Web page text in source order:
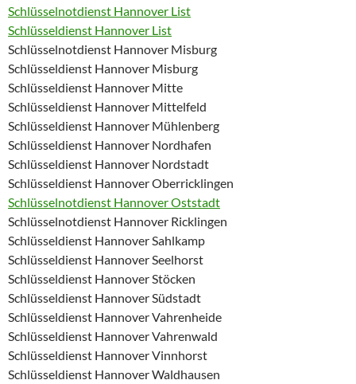
Schlüsselnotdienst Hannover List
Schlüsseldienst Hannover List
Schlüsselnotdienst Hannover Misburg
Schlüsseldienst Hannover Misburg
Schlüsseldienst Hannover Mitte
Schlüsseldienst Hannover Mittelfeld
Schlüsseldienst Hannover Mühlenberg
Schlüsseldienst Hannover Nordhafen
Schlüsseldienst Hannover Nordstadt
Schlüsseldienst Hannover Oberricklingen
Schlüsselnotdienst Hannover Oststadt
Schlüsselnotdienst Hannover Ricklingen
Schlüsseldienst Hannover Sahlkamp
Schlüsseldienst Hannover Seelhorst
Schlüsseldienst Hannover Stöcken
Schlüsseldienst Hannover Südstadt
Schlüsseldienst Hannover Vahrenheide
Schlüsseldienst Hannover Vahrenwald
Schlüsseldienst Hannover Vinnhorst
Schlüsseldienst Hannover Waldhausen